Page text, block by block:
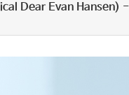
Dear Evan Hansen)